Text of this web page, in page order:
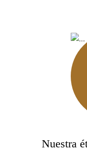
Nuestra